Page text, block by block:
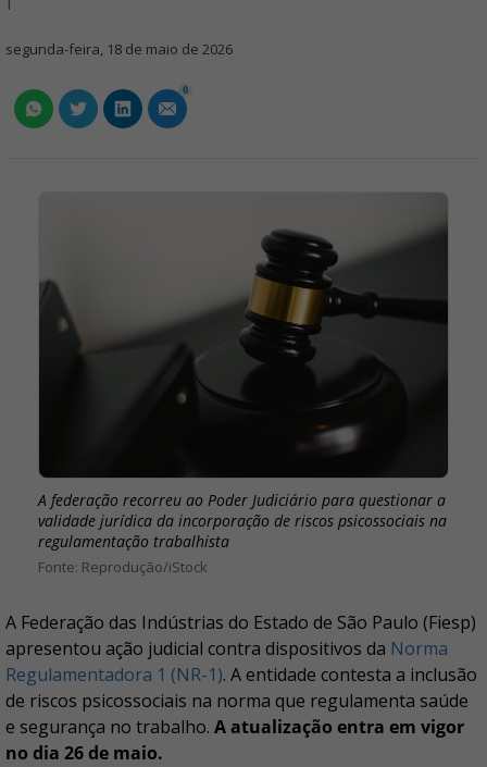
segunda-feira, 18 de maio de 2026
0
A federação recorreu ao Poder Judiciário para questionar a
validade jurídica da incorporação de riscos psicossociais na
regulamentação trabalhista
Reprodução/iStock
A Federação das Indústrias do Estado de São Paulo (Fiesp)
apresentou ação judicial contra dispositivos da Norma
Regulamentadora 1 (NR-1). A entidade contesta a inclusão
de riscos psicossociais na norma que regulamenta saúde
e segurança no trabalho. A atualização entra em vigor
no dia 26 de maio.